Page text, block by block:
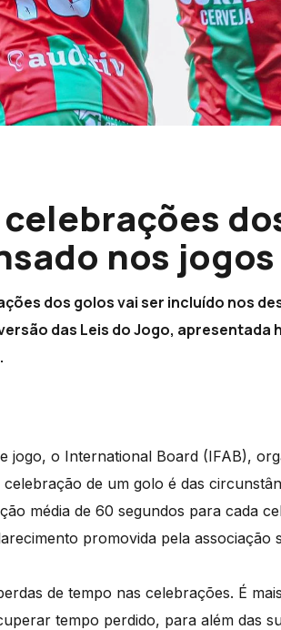
nos
dos golos vai ser incluído nos
das Leis do Jogo, apresentada
jogo, o International Board (IFAB),
de um golo é das
média de 60 segundos para cada
promovida pela associação
de tempo nas celebrações. É
tempo perdido, para além das